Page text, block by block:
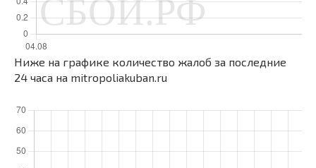
Ниже на графике количество жалоб за последние
24 часа на mitropoliakuban.ru